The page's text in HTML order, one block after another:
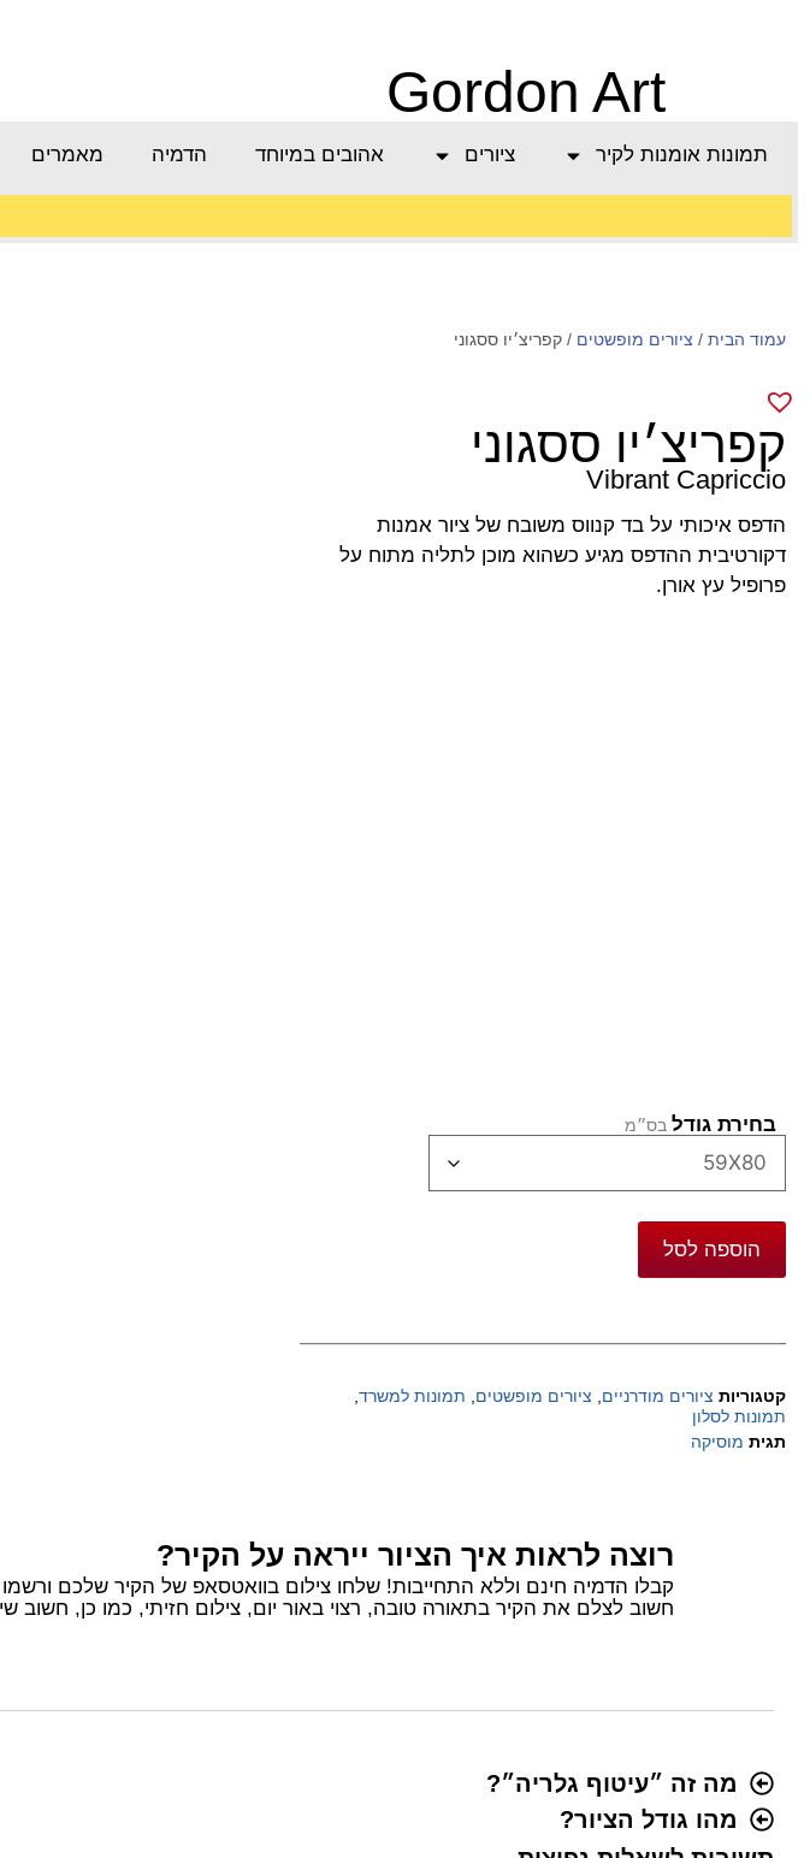
Gordon Art
תמונות אומנות לקיר ציורים אהובים במיוחד הדמיה מאמרים
מעל 800 ש"ח
עמוד הבית / ציורים מופשטים / קפריצ׳יו ססגוני
קפריצ׳יו ססגוני
Vibrant Capriccio
הדפס איכותי על בד קנווס משובח של ציור אמנות
דקורטיבית ההדפס מגיע כשהוא מוכן לתליה מתוח על
פרופיל עץ אורן.
בחירת גודל
הוספה לסל
קטגוריות ציורים מודרניים, ציורים מופשטים, תמונות למשרד,
תמונות לסלון
תגית מוסיקה
רוצה לראות איך הציור ייראה על הקיר?
קבלו הדמיה חינם וללא התחייבות! שלחו צילום בוואטסאפ של הקיר שלכם ורשמו 2-3 שמות של ציורים שאהבתם, אנחנו נדאג לכל
חשוב לצלם את הקיר בתאורה טובה, רצוי באור יום, צילום חזיתי, כמו כן,
מה זה ״עיטוף גלריה״?
מהו גודל הציור?